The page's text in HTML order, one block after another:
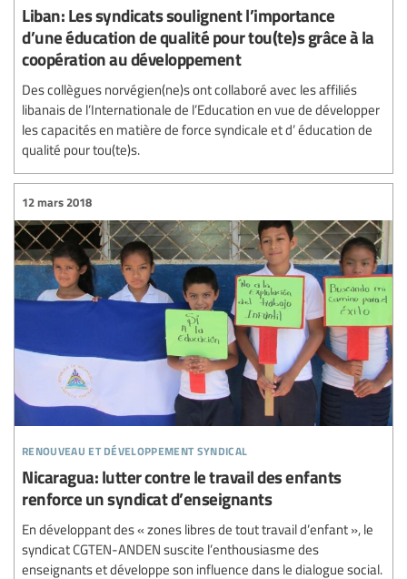
Liban: Les syndicats soulignent l’importance
d’une éducation de qualité pour tou(te)s grâce à la
coopération au développement
Des collègues norvégien(ne)s ont collaboré avec les affiliés
libanais de l’Internationale de l’Education en vue de développer
les capacités en matière de force syndicale et d’ éducation de
qualité pour tou(te)s.
renouveau et développement syndical
12 mars 2018
Nicaragua: lutter contre le travail des enfants
renforce un syndicat d’enseignants
En développant des « zones libres de tout travail d’enfant », le
syndicat CGTEN-ANDEN suscite l’enthousiasme des
enseignants et développe son influence dans le dialogue social.